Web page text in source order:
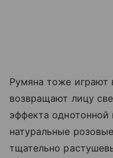
Румяна тоже
возвращают лицу
эффекта
натуральные
тщательно